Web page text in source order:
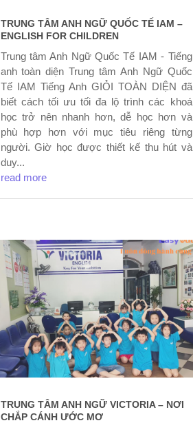
TRUNG TÂM ANH NGỮ QUỐC TẾ IAM –
ENGLISH FOR CHILDREN
Trung tâm Anh Ngữ Quốc Tế IAM - Tiếng
anh toàn diện Trung tâm Anh Ngữ Quốc
Tế IAM Tiếng Anh GIỎI TOÀN DIỆN đã
biết cách tối ưu tối đa lộ trình các khoá
học trở nên nhanh hơn, dễ học hơn và
phù hợp hơn với mục tiêu riêng từng
người. Giờ học được thiết kế thu hút và
duy...
read more
TRUNG TÂM ANH NGỮ VICTORIA – NƠI
CHẮP CÁNH ƯỚC MƠ